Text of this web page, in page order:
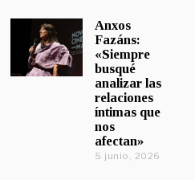
Anxos
Fazáns:
«Siempre
busqué
analizar las
relaciones
íntimas que
nos
afectan»
5 junio, 2026